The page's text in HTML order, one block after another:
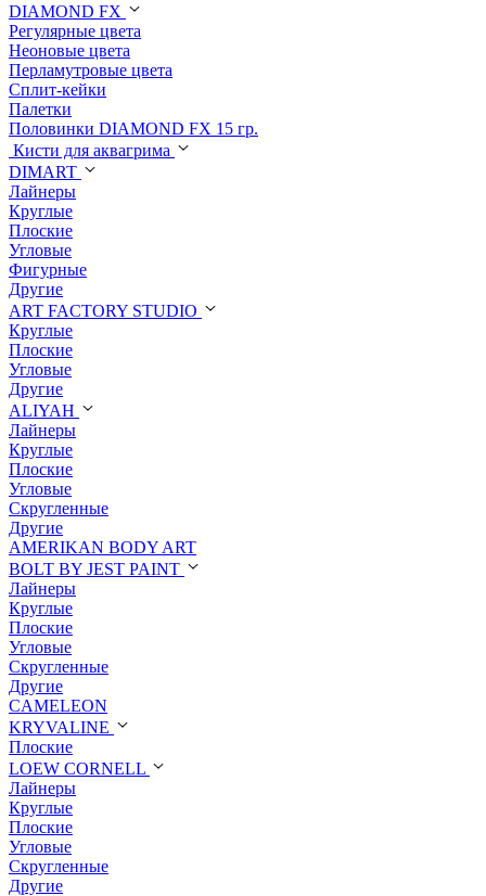
DIAMOND FX
Регулярные цвета
Неоновые цвета
Перламутровые цвета
Сплит-кейки
Палетки
Половинки DIAMOND FX 15 гр.
Кисти для аквагрима
DIMART
Лайнеры
Круглые
Плоские
Угловые
Фигурные
Другие
ART FACTORY STUDIO
Круглые
Плоские
Угловые
Другие
ALIYAH
Лайнеры
Круглые
Плоские
Угловые
Скругленные
Другие
AMERIKAN BODY ART
BOLT BY JEST PAINT
Лайнеры
Круглые
Плоские
Угловые
Скругленные
Другие
CAMELEON
KRYVALINE
Плоские
LOEW CORNELL
Лайнеры
Круглые
Плоские
Угловые
Скругленные
Другие